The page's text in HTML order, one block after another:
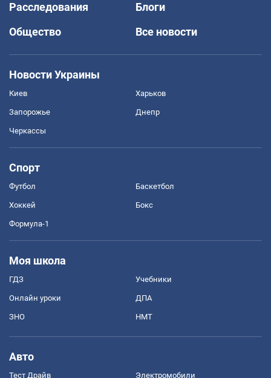
Расследования
Блоги
Общество
Все новости
Новости Украины
Киев Харьков
Запорожье Днепр
Черкассы
Спорт
Футбол Баскетбол
Хоккей Бокс
Формула-1
Моя школа
ГДЗ Учебники
Онлайн уроки ДПА
ЗНО НМТ
Авто
Тест Драйв Электромобили